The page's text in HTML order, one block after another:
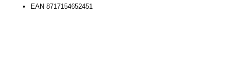
EAN 8717154652451